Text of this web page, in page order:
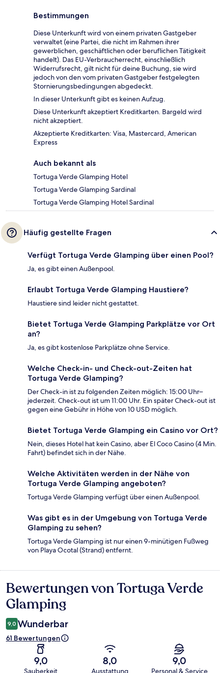
Bestimmungen
Diese Unterkunft wird von einem privaten Gastgeber
verwaltet (eine Partei, die nicht im Rahmen ihrer
gewerblichen, geschäftlichen oder beruflichen Tätigkeit
handelt). Das EU-Verbraucherrecht, einschließlich
Widerrufsrecht, gilt nicht für deine Buchung, sie wird
jedoch von den vom privaten Gastgeber festgelegten
Stornierungsbedingungen abgedeckt.
In dieser Unterkunft gibt es keinen Aufzug.
Diese Unterkunft akzeptiert Kreditkarten. Bargeld wird
nicht akzeptiert.
Akzeptierte Kreditkarten: Visa, Mastercard, American
Express
Auch bekannt als
Tortuga Verde Glamping Hotel
Tortuga Verde Glamping Sardinal
Tortuga Verde Glamping Hotel Sardinal
Häufig gestellte Fragen
Verfügt Tortuga Verde Glamping über einen Pool?
Ja, es gibt einen Außenpool.
Erlaubt Tortuga Verde Glamping Haustiere?
Haustiere sind leider nicht gestattet.
Bietet Tortuga Verde Glamping Parkplätze vor Ort
an?
Ja, es gibt kostenlose Parkplätze ohne Service.
Welche Check-in- und Check-out-Zeiten hat
Tortuga Verde Glamping?
Der Check-in ist zu folgenden Zeiten möglich: 15:00 Uhr–
jederzeit. Check-out ist um 11:00 Uhr. Ein später Check-out ist
gegen eine Gebühr in Höhe von 10 USD möglich.
Bietet Tortuga Verde Glamping ein Casino vor Ort?
Nein, dieses Hotel hat kein Casino, aber El Coco Casino (4 Min.
Fahrt) befindet sich in der Nähe.
Welche Aktivitäten werden in der Nähe von
Tortuga Verde Glamping angeboten?
Tortuga Verde Glamping verfügt über einen Außenpool.
Was gibt es in der Umgebung von Tortuga Verde
Glamping zu sehen?
Tortuga Verde Glamping ist nur einen 9-minütigen Fußweg
von Playa Ocotal (Strand) entfernt.
Bewertungen
Bewertungen von Tortuga Verde
Glamping
9,0 Wunderbar
61 Bewertungen
9,0
Sauberkeit
8,0
Ausstattung
9,0
Personal & Service